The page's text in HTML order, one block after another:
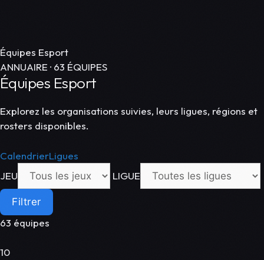
Équipes Esport
ANNUAIRE · 63 ÉQUIPES
Équipes Esport
Explorez les organisations suivies, leurs ligues, régions et
rosters disponibles.
CalendrierLigues
JEU
LIGUE
Filtrer
63 équipes
10